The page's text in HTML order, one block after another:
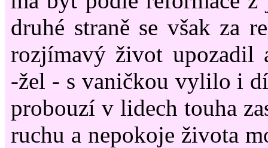
druhé straně se však za
rozjímavý život upozadil
-žel - s vaničkou vylilo i
probouzí v lidech touha
ruchu a nepokoje života